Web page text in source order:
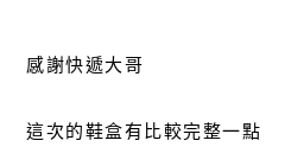
感謝快遞大哥
這次的鞋盒有比較完整一點